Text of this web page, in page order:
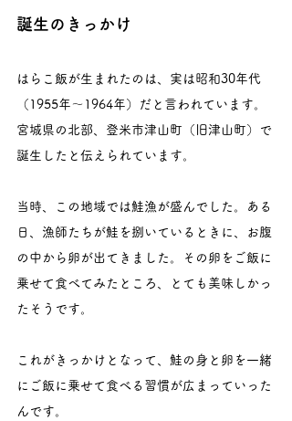
誕生のきっかけ
はらこ飯が生まれたのは、実は昭和30年代
（1955年～1964年）だと言われています。
宮城県の北部、登米市津山町（旧津山町）で
誕生したと伝えられています。
当時、この地域では鮭漁が盛んでした。ある
日、漁師たちが鮭を捌いているときに、お腹
の中から卵が出てきました。その卵をご飯に
乗せて食べてみたところ、とても美味しかっ
たそうです。
これがきっかけとなって、鮭の身と卵を一緒
にご飯に乗せて食べる習慣が広まっていった
んです。